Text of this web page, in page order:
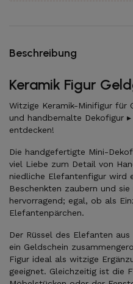
Beschreibung
Keramik Figur
Witzige Keramik-Minifigur für
und handbemalte Dekofigur
entdecken!
Die handgefertigte Mini-
viel Liebe zum Detail von
niedliche Elefantenfigur wird
Beschenkten zaubern und
hervorragend; egal, ob als
Elefantenpärchen.
Der Rüssel des Elefanten
ein Geldschein
Figur ideal als witzige
geeignet. Gleichzeitig ist die